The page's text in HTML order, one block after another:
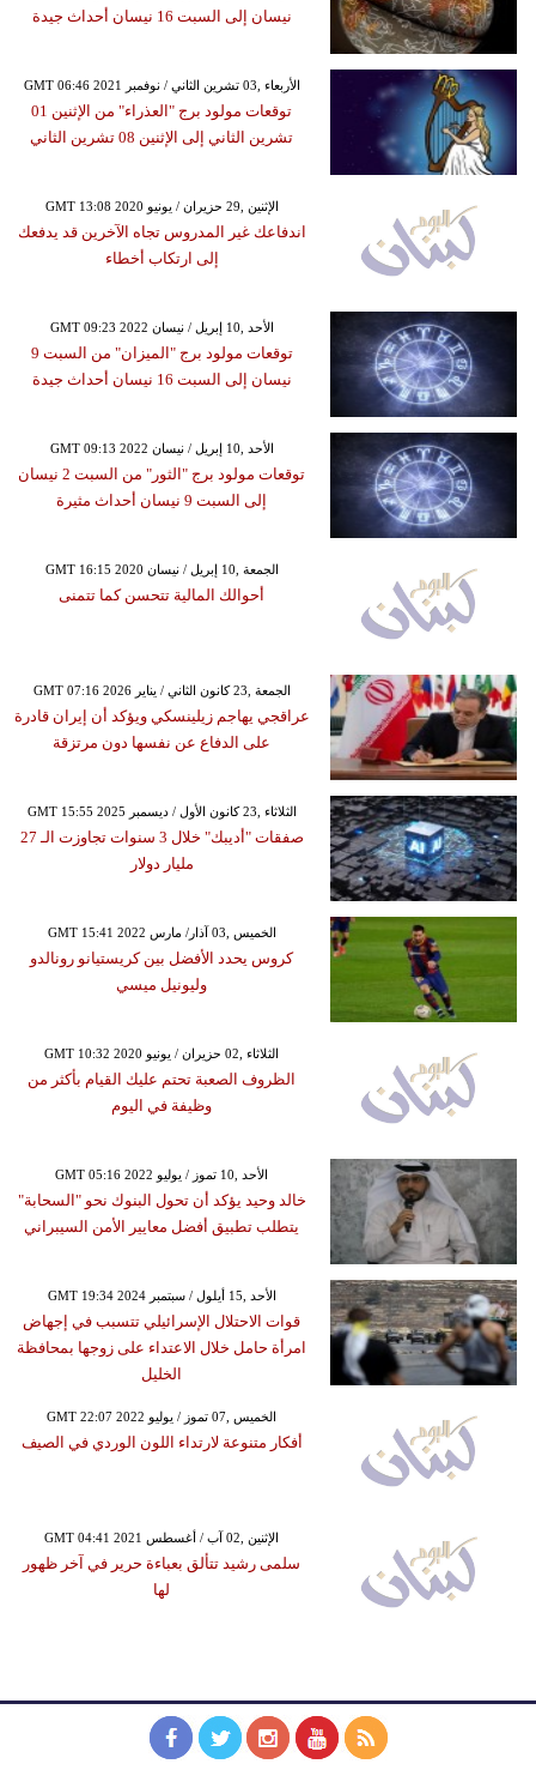
نيسان إلى السبت 16 نيسان أحداث جيدة
GMT 06:46 2021 الأربعاء ,03 تشرين الثاني / نوفمبر
توقعات مولود برج "العذراء" من الإثنين 01
تشرين الثاني إلى الإثنين 08 تشرين الثاني
GMT 13:08 2020 الإثنين ,29 حزيران / يونيو
اندفاعك غير المدروس تجاه الآخرين قد يدفعك
إلى ارتكاب أخطاء
GMT 09:23 2022 الأحد ,10 إبريل / نيسان
توقعات مولود برج "الميزان" من السبت 9
نيسان إلى السبت 16 نيسان أحداث جيدة
GMT 09:13 2022 الأحد ,10 إبريل / نيسان
توقعات مولود برج "الثور" من السبت 2 نيسان
إلى السبت 9 نيسان أحداث مثيرة
GMT 16:15 2020 الجمعة ,10 إبريل / نيسان
أحوالك المالية تتحسن كما تتمنى
GMT 07:16 2026 الجمعة ,23 كانون الثاني / يناير
عراقجي يهاجم زيلينسكي ويؤكد أن إيران قادرة
على الدفاع عن نفسها دون مرتزقة
GMT 15:55 2025 الثلاثاء ,23 كانون الأول / ديسمبر
صفقات "أديبك" خلال 3 سنوات تجاوزت الـ 27
مليار دولار
GMT 15:41 2022 الخميس ,03 آذار/ مارس
كروس يحدد الأفضل بين كريستيانو رونالدو
وليونيل ميسي
GMT 10:32 2020 الثلاثاء ,02 حزيران / يونيو
الظروف الصعبة تحتم عليك القيام بأكثر من
وظيفة في اليوم
GMT 05:16 2022 الأحد ,10 تموز / يوليو
خالد وحيد يؤكد أن تحول البنوك نحو "السحابة"
يتطلب تطبيق أفضل معايير الأمن السيبراني
GMT 19:34 2024 الأحد ,15 أيلول / سبتمبر
قوات الاحتلال الإسرائيلي تتسبب في إجهاض
امرأة حامل خلال الاعتداء على زوجها بمحافظة
الخليل
GMT 22:07 2022 الخميس ,07 تموز / يوليو
أفكار متنوعة لارتداء اللون الوردي في الصيف
GMT 04:41 2021 الإثنين ,02 آب / أغسطس
سلمى رشيد تتألق بعباءة حرير في آخر ظهور
لها